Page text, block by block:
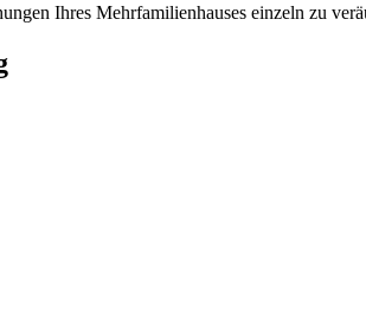
Ihres Mehrfamilienhauses einzeln zu